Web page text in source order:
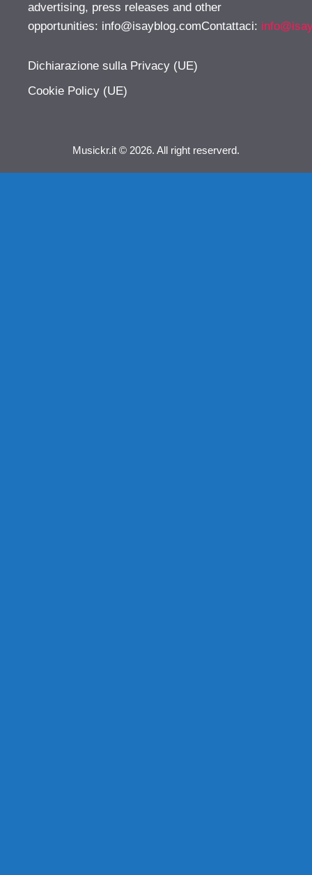
advertising, press releases and other
opportunities: info@isayblog.comContattaci:
Dichiarazione sulla Privacy (UE)
Cookie Policy (UE)
Musickr.it © 2026. All right reserverd.